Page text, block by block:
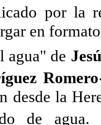
por la
en
agua" de
Romero
desde la
de agua.